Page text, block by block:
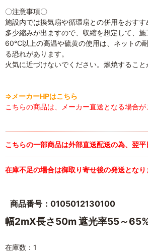
〇注意事項〇
施設内では換気扇や循環扇との併用をおすす
多少縮みが出ますので、収縮を想定して、施
60℃以上の高温や硫黄の使用は、ネットの
る恐れがあります。
火気に近づけないでください。燃焼すること
⇒メーカーHPはこちら
こちらの商品は、メーカー直送となる場合が
こちらの一部商品は外部直送配送の為、翌平
在庫不足の場合は御取り寄せ後の発送となり
商品番号：0105012130100
幅2mX長さ50m 遮光率55～
在庫数：1